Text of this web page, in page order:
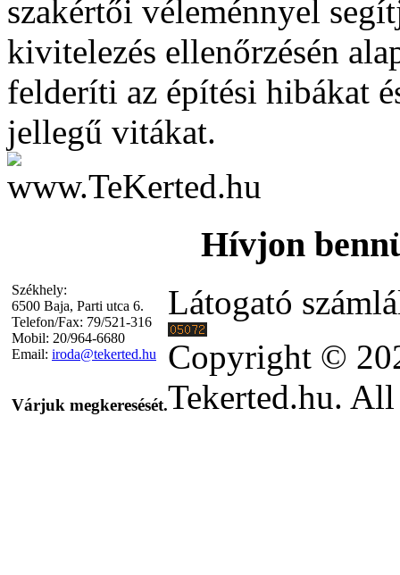
szakértői véleménnyel
kivitelezés ellenőrzésén
felderíti az építési hibákat
jellegű vitákat.
Hívjon
Székhely:
6500 Baja, Parti utca 6.
Telefon/Fax: 79/521-316
Mobil: 20/964-6680
Email: iroda@tekerted.hu
Várjuk megkeresését.
Látogató
Copyright ©
Tekerted.hu.